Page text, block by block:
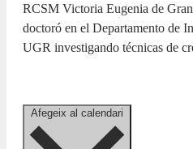
RCSM Victoria Eugenia de
doctoró en el Departamento de
UGR investigando técnicas de